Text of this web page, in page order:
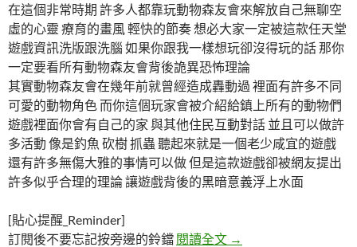
在這個非常時期 許多人都靠玩動物森友會來解放自己無聊空
虛的心靈 療育的畫風 輕快的節奏 想必大家一定被這款任天堂
遊戲資訊洗版跟洗腦 如果你跟我一樣想玩卻沒得玩的話 那你
一定要看所有動物森友會背後詭異恐怖理論
其實動物森友會在幾年前就曾經造成轟動過 裡面有許多不同
可愛的動物角色 而你這個玩家會被介紹給鎮上所有的動物們
遊戲裡面你會有自己的家 與其他住民互動對話 並且可以做許
多活動 像是釣魚 砍樹 抓蟲 聽起來就是一個老少咸宜的遊戲
還有許多無傷大雅的事情可以做 但是這款遊戲卻被網友提出
許多似乎合理的理論 讓遊戲背後的黑暗意義浮上水面
[貼心提醒_Reminder]
訂閱後不要忘記按旁邊的鈴鐺 閱讀全文 「動物森友會」遊戲
→